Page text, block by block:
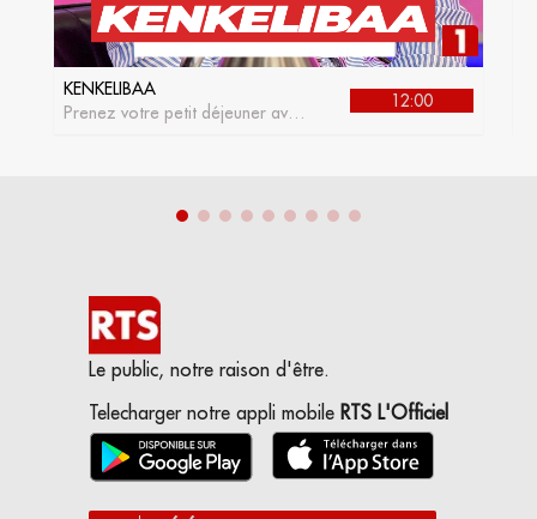
KENKELIBAA
Prenez votre petit déjeuner avec
12:00
Le public, notre raison d'être.
Telecharger notre appli mobile RTS L'Officiel